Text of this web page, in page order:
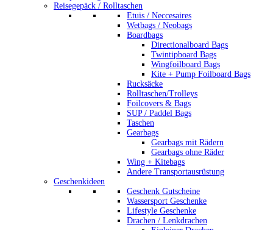
Reisegepäck / Rolltaschen
Etuis / Neccesaires
Wetbags / Neobags
Boardbags
Directionalboard Bags
Twintipboard Bags
Wingfoilboard Bags
Kite + Pump Foilboard Bags
Rucksäcke
Rolltaschen/Trolleys
Foilcovers & Bags
SUP / Paddel Bags
Taschen
Gearbags
Gearbags mit Rädern
Gearbags ohne Räder
Wing + Kitebags
Andere Transportausrüstung
Geschenkideen
Geschenk Gutscheine
Wassersport Geschenke
Lifestyle Geschenke
Drachen / Lenkdrachen